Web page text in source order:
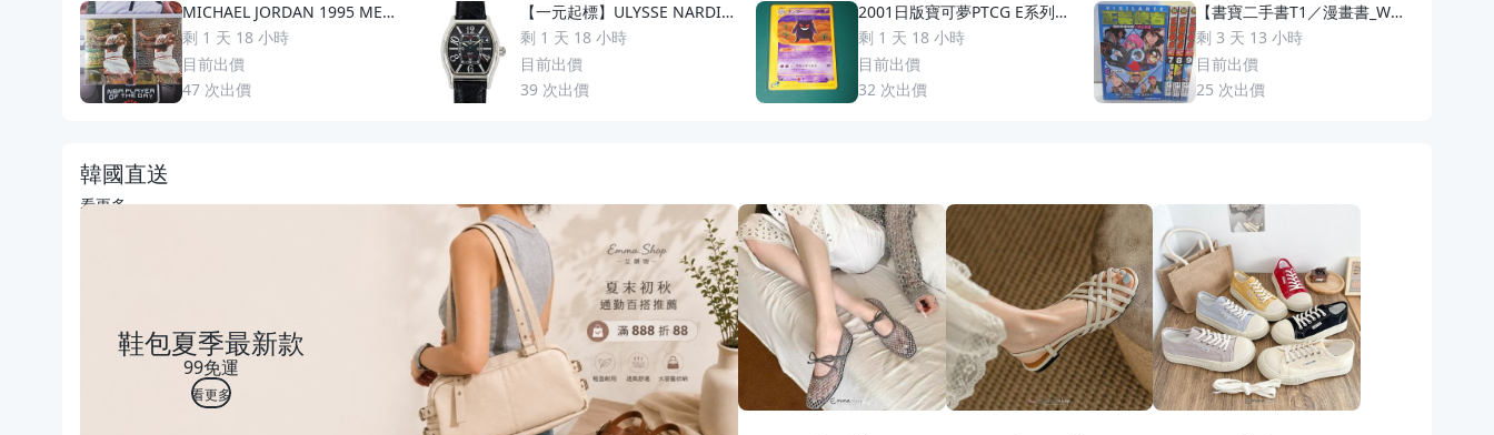
MICHAEL JORDAN 1995 META
L 金屬卡金銀版兩張一起出售稀
少
剩 1 天 18 小時
目前出價
47 次出價
【一元起標】ULYSSE NARDIN
雅典錶(35*38mm) MicheLang
eLo米開郎基羅-大日期窗自動機
械腕錶
剩 1 天 18 小時
目前出價
39 次出價
2001日版寶可夢PTCG E系列補
剩 1 天 18 小時
目前出價
32 次出價
【書寶二手書T1／漫畫書_WQ
Z】正義使者-我的英雄學院之非
法英雄_6-9集間_4本合售
剩 3 天 13 小時
目前出價
25 次出價
韓國直送
看更多
鞋包夏季最新款
99免運
看更多